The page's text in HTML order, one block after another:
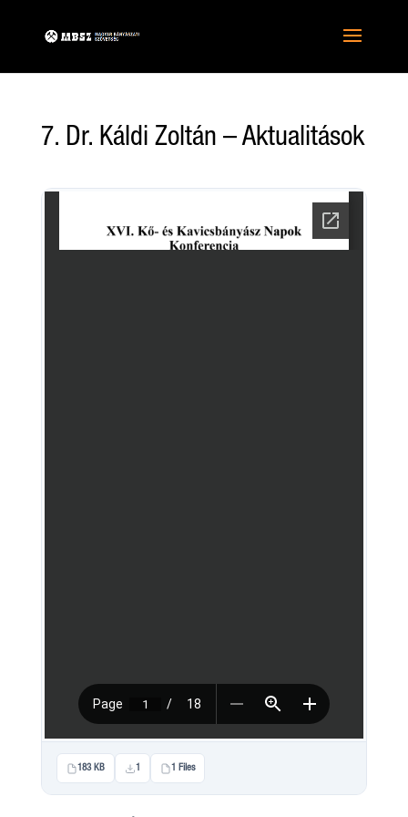
7. Dr. Káldi Zoltán – Aktualitások
183 KB 1 1 Files